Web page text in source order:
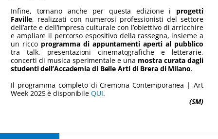
Infine, tornano anche per questa edizione i progetti
Faville, realizzati con numerosi professionisti del settore
dell’arte e dell’impresa culturale con l’obiettivo di arricchire
e ampliare il percorso espositivo della rassegna, insieme a
un ricco programma di appuntamenti aperti al pubblico
tra talk, presentazioni cinematografiche e letterarie,
concerti di musica sperimentale e una mostra curata dagli
studenti dell’Accademia di Belle Arti di Brera di Milano.
Il programma completo di Cremona Contemporanea | Art
Week 2025 è disponibile QUI.
(SM)